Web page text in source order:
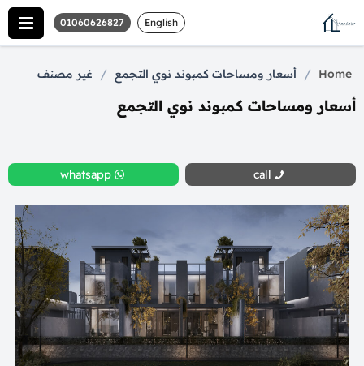
English
01060626827
Home
/ أسعار ومساحات كمبوند نوي التجمع / غير مصنف
أسعار ومساحات كمبوند نوي التجمع
call
whatsapp